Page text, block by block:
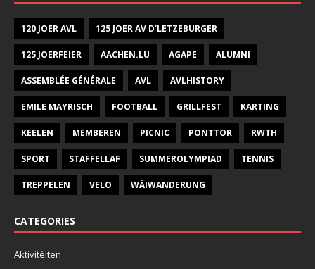
120 JOER AVL 125 JOER AV D'LETZEBURGER
125 JOERFEIER AACHEN.LU AGAPE ALUMNI
ASSEMBLÉE GÉNÉRALE AVL AVLHISTORY
EMILE MAYRISCH FOOTBALL GRILLFEST KARTING
KEELEN MEMBEREN PICNIC PONTTOR RWTH
SPORT STAFFELLAF SUMMEROLYMPIAD TENNIS
TREPPELEN VELO WÄIWANDERUNG
CATEGORIES
Aktivitéiten